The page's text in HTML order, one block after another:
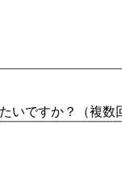
いですか？（複数